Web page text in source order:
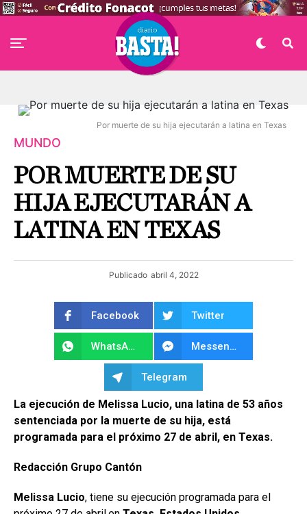
Por muerte de su hija ejecutarán a latina en Texas
MUNDO
POR MUERTE DE SU
HIJA EJECUTARÁN A
LATINA EN TEXAS
Publicado abril 4, 2022
Facebook Twitter
WhatsApp Messenger
Telegram
La ejecución de Melissa Lucio, una latina de 53 años
sentenciada por la muerte de su hija, está
programada para el próximo 27 de abril, en Texas.
Redacción Grupo Cantón
Melissa Lucio, tiene su ejecución programada para el